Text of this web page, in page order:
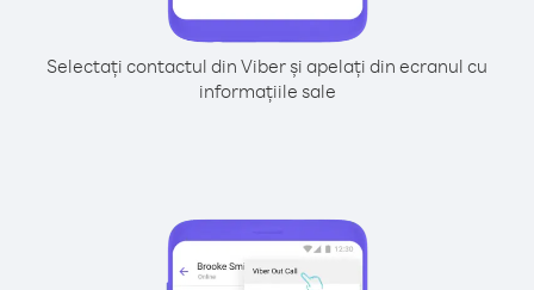
Selectați contactul din Viber și apelați din ecranul cu
informațiile sale